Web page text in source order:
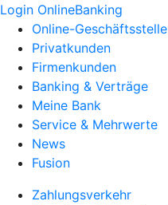
Login OnlineBanking
Online-Geschäftsstelle
Privatkunden
Firmenkunden
Banking & Verträge
Meine Bank
Service & Mehrwerte
News
Fusion
Zahlungsverkehr